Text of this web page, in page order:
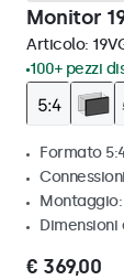
Monitor
Articolo:
100+ pezzi
Formato
Dimensioni
€ 369,00